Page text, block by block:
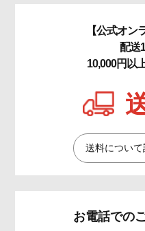
【公式オン
配送
10,000円以
送料につい
お電話での